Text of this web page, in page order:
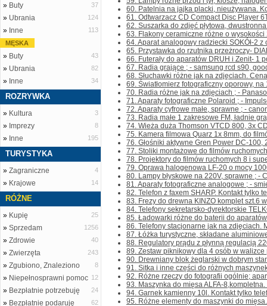
» Buty 37
» Ubrania 124
» Inne
113
MĘSKA
» Buty 43
» Ubrania 82
» Inne 34
ROZRYWKA
» Kultura 3
» Imprezy 8
» Inne 195
TURYSTYKA
» Zagraniczne 4
» Krajowe 14
RÓŻNE
» Kupię 25
» Sprzedam 1256
» Zdrowie 40
» Zwierzęta 243
» Zgubiono, Znaleziono 8
» Niepełnosprawni pomoc 12
» Bezpłatnie potrzebuję 24
» Bezpłatnie podaruję 62
60. Patelnia na jajka placki, nieużywana.
61. Odtwarzacz CD Compact Disc Player
62. Suszarka do zdjęć płytowa,
63. Flakony ceramiczne różne o wysokości
64. Aparat analogowy radziecki SOKÓł-2
65. Przystawka do rzutnika przeżroczy-
66. Futerały do aparatów DRUH i Zenit- 1
67. Radia grające ; - samsung rcd s90,
68. Słuchawki różne jak na zdjęciach.
69. Światłomierz fotograficzny oporowy,
70. Radia różne jak na zdjęciach ; -
71. Aparaty fotograficzne Polaroid ; -
72. Aparaty cyfrowe małe, sprawne ; -
73. Radia małe 1 zakresowe FM, ładnie
74. Wieża duża Thomson VTCD 800, 3x
75. Kamera filmowa Quarz 1x 8mm, do
76. Głośniki aktywne Gren Power DC-100,
77. Stoliki montażowe do filmów
78. Projektory do filmów ruchomych 8 i
79. Oprawa halogenowa LF-20 o mocy
80. Lampy błyskowe na 220V, sprawne ; -
81. Aparaty fotograficzne analogowe ; -
82. Telefon z faxem SHARP. Kontakt tylko
83. Frezy do drewna KINZO komplet szt.6
84. Telefony sekretarsko-dyrektorskie
85. Ładowarki różne do baterii do
86. Telefony stacjonarne jak na zdjęciach.
87. Łóżka turystyczne, składane
88. Regulatory prądu z płynną regulacją
89. Zestaw piknikowy dla 4 osób w
90. Drewniany blok żeglarski w dobrym
91. Sitka i inne części do różnych
92. Różne rzeczy do fotografii ogólnie;
93. Maszynka do mięsa ALFA-
94. Garnek kamienny 10l. Kontakt tylko
95. Różne elementy do maszynki do